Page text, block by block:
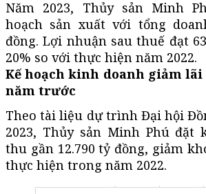
Năm 2023, Thủy sản Minh
hoạch sản xuất với tổng
đồng. Lợi nhuận sau thuế đạt
20% so với thực hiện năm 2022.
Kế hoạch kinh doanh giảm lãi
năm trước
Theo tài liệu dự trình Đại hội
2023, Thủy sản Minh Phú đặt
thu gần 12.790 tỷ đồng, giảm
thực hiện trong năm 2022.